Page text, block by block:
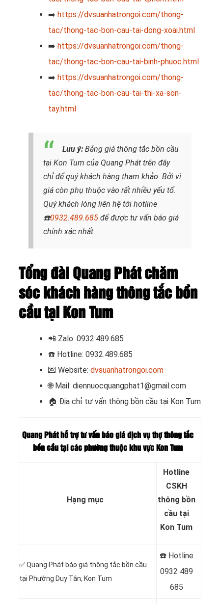
➡️ https://dvsuanhatrongoi.com/thong-
tac/thong-tac-bon-cau-tai-dong-xoai.html
➡️ https://dvsuanhatrongoi.com/thong-
tac/thong-tac-bon-cau-tai-binh-phuoc.html
➡️ https://dvsuanhatrongoi.com/thong-
tac/thong-tac-bon-cau-tai-thi-xa-son-
tay.html
Lưu ý: Bảng giá thông tắc bồn cầu
tại Kon Tum của Quang Phát trên đây
chỉ để quý khách hàng tham khảo. Bởi vì
giá còn phụ thuộc vào rất nhiều yếu tố.
Quý khách lòng liên hệ tới hotline
☎️0932.489.685 để được tư vấn báo giá
chính xác nhất.
Tổng đài Quang Phát chăm
sóc khách hàng thông tắc bồn
cầu tại Kon Tum
📲 Zalo: 0932.489.685
☎️ Hotline: 0932.489.685
💌 Website: dvsuanhatrongoi.com
🌐 Mail: diennuocquangphat1@gmail.com
🏠 Địa chỉ tư vấn thông bồn cầu tại Kon Tum
Quang Phát hỗ trợ tư vấn báo giá dịch vụ thợ thông tắc
bồn cầu tại các phường thuộc khu vực Kon Tum
Hạng mục
Hotline
CSKH
thông bồn
cầu tại
Kon Tum
✅ Quang Phát báo giá thông tắc bồn cầu
tại Phường Duy Tân, Kon Tum
☎️ Hotline
0932 489
685